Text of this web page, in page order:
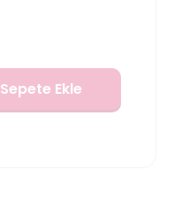
Sepete Ekle